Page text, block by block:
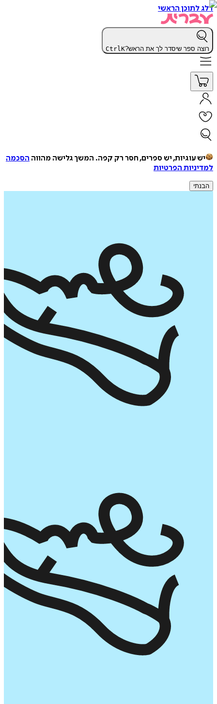
דלג לתוכן הראשי
רוצה ספר שיסדר לך את הראש? CtrlK
יש עוגיות, יש ספרים, חסר רק קפה. המשך גלישה מהווה הסכמה
למדיניות הפרטיות
הבנתי